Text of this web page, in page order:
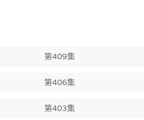
第409集
第406集
第403集